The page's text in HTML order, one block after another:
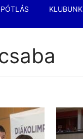
KLUBUNK